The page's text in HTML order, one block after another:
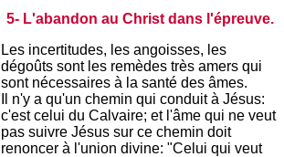
5- L'abandon au Christ dans l'épreuve.
Les incertitudes, les angoisses, les
dégoûts sont les remèdes très amers qui
sont nécessaires à la santé des âmes.
Il n'y a qu'un chemin qui conduit à Jésus:
c'est celui du Calvaire; et l'âme qui ne veut
pas suivre Jésus sur ce chemin doit
renoncer à l'union divine: "Celui qui veut